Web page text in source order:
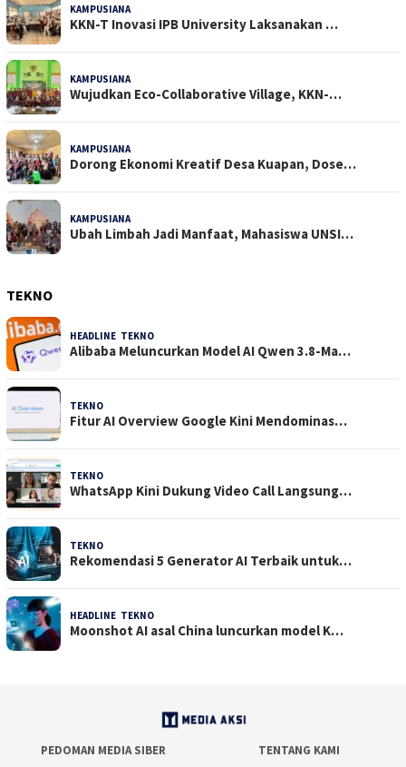
KAMPUSIANA
KKN-T Inovasi IPB University Laksanakan …
KAMPUSIANA
Wujudkan Eco-Collaborative Village, KKN-…
KAMPUSIANA
Dorong Ekonomi Kreatif Desa Kuapan, Dose…
KAMPUSIANA
Ubah Limbah Jadi Manfaat, Mahasiswa UNSI…
TEKNO
HEADLINE TEKNO
Alibaba Meluncurkan Model AI Qwen 3.8-Ma…
TEKNO
Fitur AI Overview Google Kini Mendominas…
TEKNO
WhatsApp Kini Dukung Video Call Langsung…
TEKNO
Rekomendasi 5 Generator AI Terbaik untuk…
HEADLINE TEKNO
Moonshot AI asal China luncurkan model K…
PEDOMAN MEDIA SIBER TENTANG KAMI